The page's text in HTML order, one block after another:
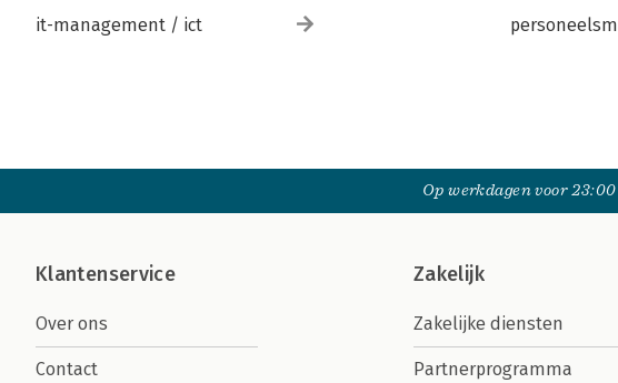
it-management / ict
Op werkdagen voor
Klantenservice
Over ons
Contact
Zakelijk
Zakelijke diensten
Partnerprogramma